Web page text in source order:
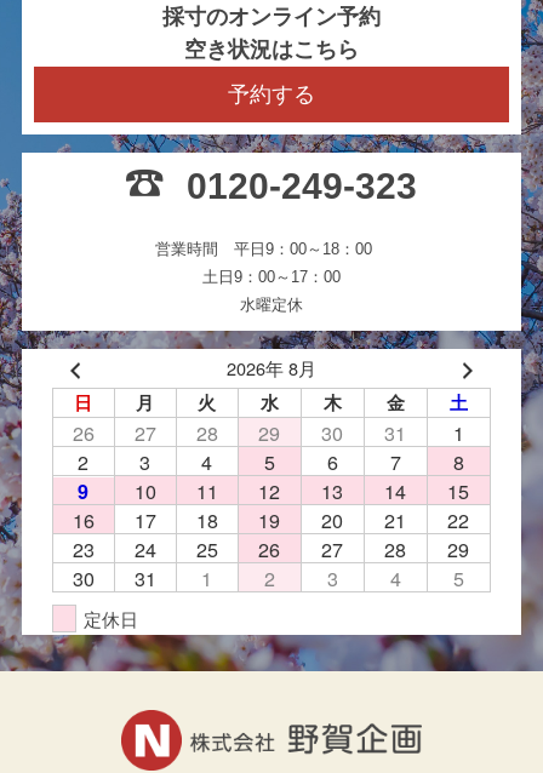
採寸のオンライン予約
空き状況はこちら
予約する
0120-249-323
営業時間 平日9：00～18：00
土日9：00～17：00
水曜定休
2026年 8月
日 月 火 水 木 金 土
26 27 28 29 30 31
1
2
3 4 5 6 7 8
9 10 11 12 13 14
15
16
17 18 19 20 21
22
23
24 25 26 27 28
29
30
31 1 2 3 4 5
定休日